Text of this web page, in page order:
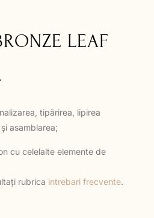
LEAF
tipărirea, lipirea
asamblarea;
cu celelalte elemente de
rubrica intrebari frecvente.